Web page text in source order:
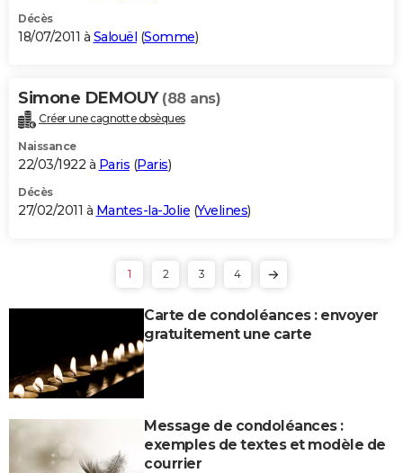
Décès
18/07/2011 à Salouël (Somme)
Simone DEMOUY (88 ans)
Créer une cagnotte obsèques
Naissance
22/03/1922 à Paris (Paris)
Décès
27/02/2011 à Mantes-la-Jolie (Yvelines)
1 2 3 4
Carte de condoléances : envoyer
gratuitement une carte
Message de condoléances :
exemples de textes et modèle de
courrier